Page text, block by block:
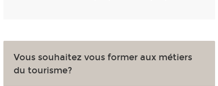
Vous souhaitez vous former aux métiers
du tourisme?